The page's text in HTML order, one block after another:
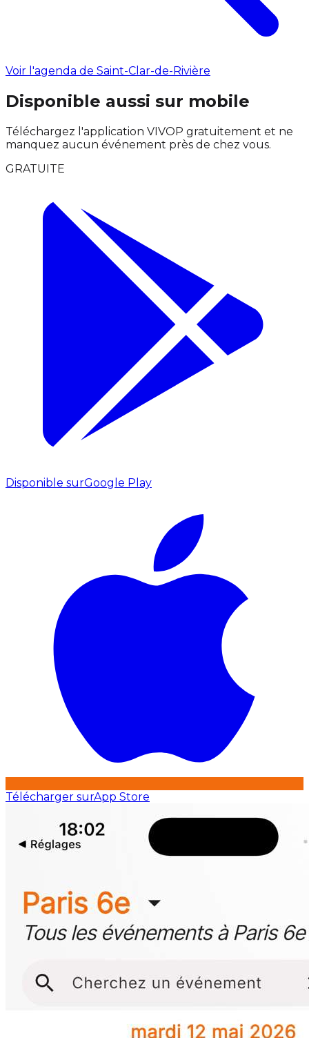
Voir l'agenda de Saint-Clar-de-Rivière
Disponible aussi sur mobile
Téléchargez l'application VIVOP gratuitement et ne
manquez aucun événement près de chez vous.
GRATUITE
Disponible surGoogle Play
Télécharger surApp Store